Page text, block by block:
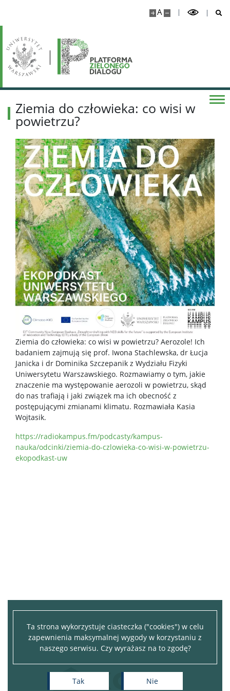
Ta strona wykorzystuje ciasteczka ("cookies") w celu
zapewnienia maksymalnej wygody w korzystaniu z
naszego serwisu. Czy wyrażasz na to zgodę?
Tak Nie
A
Ziemia do człowieka: co wisi w
powietrzu?
Ziemia do człowieka: co wisi w powietrzu? Aerozole! Ich
badaniem zajmują się prof. Iwona Stachlewska, dr Łucja
Janicka i dr Dominika Szczepanik z Wydziału Fizyki
Uniwersytetu Warszawskiego. Rozmawiamy o tym, jakie
znaczenie ma występowanie aerozoli w powietrzu, skąd
do nas trafiają i jaki związek ma ich obecność z
postępującymi zmianami klimatu. Rozmawiała Kasia
Wojtasik.
https://radiokampus.fm/podcasty/kampus-
nauka/odcinki/ziemia-do-czlowieka-co-wisi-w-powietrzu-
ekopodkast-uw